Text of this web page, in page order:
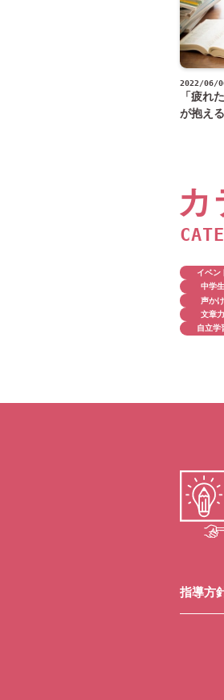
2022/06/
「疲れ
が抱え
カ
イベン
中学生
声かけ
文章力
自立学
指導方